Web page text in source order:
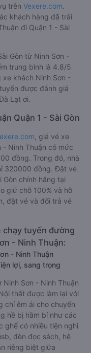
trên Vexere.com.
khách hàng đã trải
đi Quận 1 - Sài
Gòn từ Ninh Sơn -
trung bình là 4.8/5
khách Ninh Sơn -
được đánh giá
Lạt ơi.
Quận 1 - Sài Gòn
, giá vé xe
- Ninh Thuận có mức
đồng. Trong đó, nhà
320000 đồng. Đặt vé
Gòn chính hãng tại
giữ chỗ 100% và hỗ
đặt vé và đổi trả vé
chạy tuyến đường
- Ninh Thuận:
- Ninh Thuận
lợi, sang trọng
Ninh Sơn - Ninh Thuận
thất được làm lại với
chỉ êm ái cho chuyến
hề bị hầm bí như các
ghế có nhiều tiện nghi
đèn đọc sách, hệ
riêng biệt giữa